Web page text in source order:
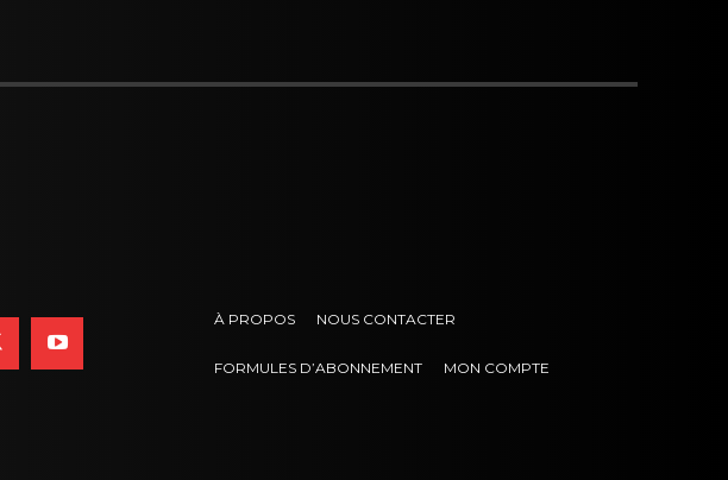
À PROPOS NOUS CONTACTER
FORMULES D’ABONNEMENT MON COMPTE